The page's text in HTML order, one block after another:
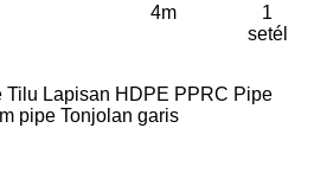
4m
1
setél
Tilu Lapisan HDPE PPRC Pipe
pipe Tonjolan garis